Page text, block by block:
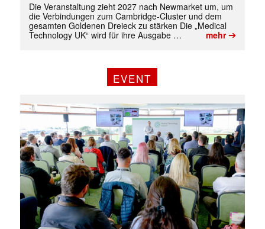
✕
Die Veranstaltung zieht 2027 nach Newmarket um, um
die Verbindungen zum Cambridge-Cluster und dem
gesamten Goldenen Dreieck zu stärken Die „Medical
Technology UK“ wird für ihre Ausgabe …
mehr➔
EVENT